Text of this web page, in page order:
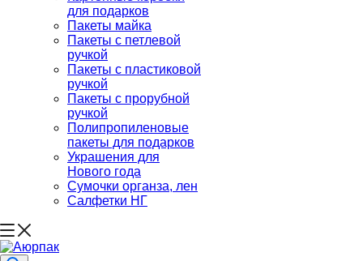
для подарков
Пакеты майка
Пакеты с петлевой
ручкой
Пакеты с пластиковой
ручкой
Пакеты с прорубной
ручкой
Полипропиленовые
пакеты для подарков
Украшения для
Нового года
Сумочки органза, лен
Салфетки НГ